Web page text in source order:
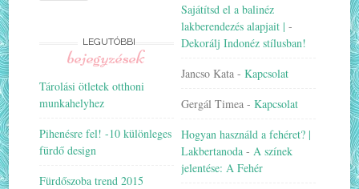
LEGUTÓBBI
bejegyzések
Tárolási ötletek otthoni
munkahelyhez
Pihenésre fel! -10 különleges
fürdő design
Fürdőszoba trend 2015
Sajátítsd el a balinéz
lakberendezés alapjait | -
Dekorálj Indonéz stílusban!
Jancso Kata -Kapcsolat
Gergál Timea -Kapcsolat
Hogyan használd a fehéret? |
Lakbertanoda -A színek
jelentése: A Fehér